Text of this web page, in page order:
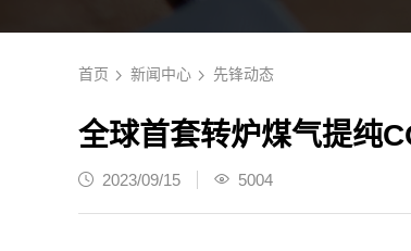
首页 新闻中心 先锋动态
全球首套转炉煤气提纯
2023/09/15 5004